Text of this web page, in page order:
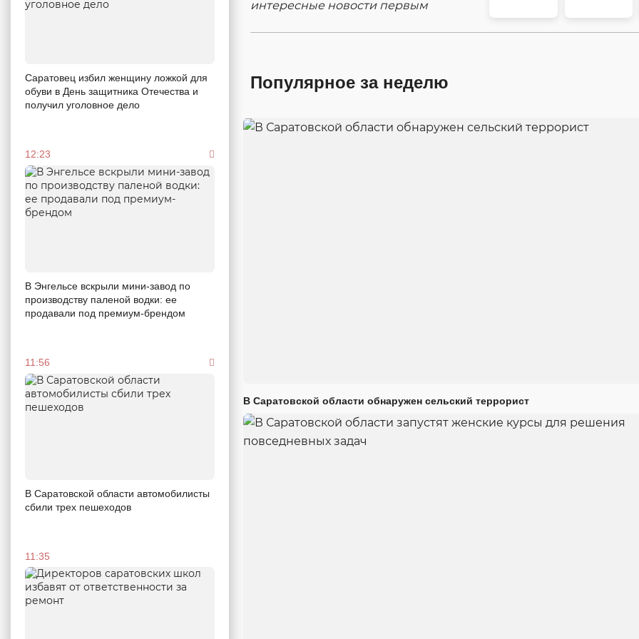
Саратовец избил женщину ложкой для
обуви в День защитника Отечества и
получил уголовное дело
12:23
В Энгельсе вскрыли мини-завод по
производству паленой водки: ее
продавали под премиум-брендом
11:56
В Саратовской области автомобилисты
сбили трех пешеходов
11:35
интересные новости первым
Популярное за неделю
В Саратовской области обнаружен сельский террорист